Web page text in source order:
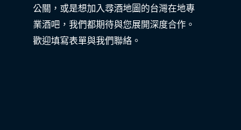
公關，或是想加入尋酒地圖的台灣在地專
業酒吧，我們都期待與您展開深度合作。
歡迎填寫表單與我們聯絡。